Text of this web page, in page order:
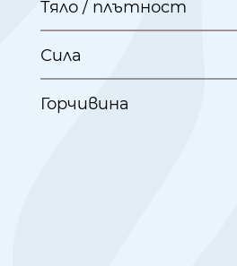
Тяло / плътност
Сила
Горчивина